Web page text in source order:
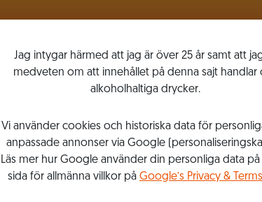
Jag intygar härmed att jag är över 25 år samt att
medveten om att innehållet på denna sajt handlar
alkoholhaltiga drycker.
Vi använder cookies och historiska data för
anpassade annonser via Google
Läs mer hur Google använder din personliga data på
sida för allmänna villkor på Google’s Privacy &